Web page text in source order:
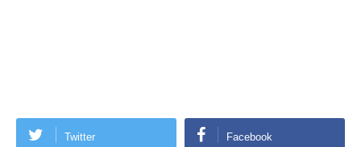
Twitter Facebook